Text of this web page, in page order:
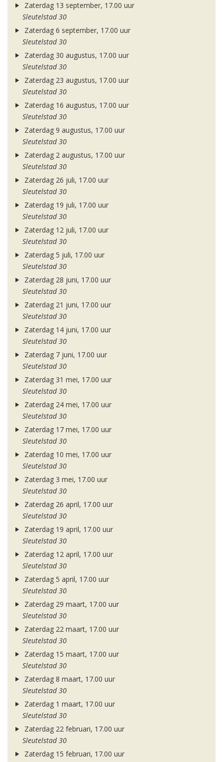
Zaterdag 13 september, 17.00 uur
Sleutelstad 30
Zaterdag 6 september, 17.00 uur
Sleutelstad 30
Zaterdag 30 augustus, 17.00 uur
Sleutelstad 30
Zaterdag 23 augustus, 17.00 uur
Sleutelstad 30
Zaterdag 16 augustus, 17.00 uur
Sleutelstad 30
Zaterdag 9 augustus, 17.00 uur
Sleutelstad 30
Zaterdag 2 augustus, 17.00 uur
Sleutelstad 30
Zaterdag 26 juli, 17.00 uur
Sleutelstad 30
Zaterdag 19 juli, 17.00 uur
Sleutelstad 30
Zaterdag 12 juli, 17.00 uur
Sleutelstad 30
Zaterdag 5 juli, 17.00 uur
Sleutelstad 30
Zaterdag 28 juni, 17.00 uur
Sleutelstad 30
Zaterdag 21 juni, 17.00 uur
Sleutelstad 30
Zaterdag 14 juni, 17.00 uur
Sleutelstad 30
Zaterdag 7 juni, 17.00 uur
Sleutelstad 30
Zaterdag 31 mei, 17.00 uur
Sleutelstad 30
Zaterdag 24 mei, 17.00 uur
Sleutelstad 30
Zaterdag 17 mei, 17.00 uur
Sleutelstad 30
Zaterdag 10 mei, 17.00 uur
Sleutelstad 30
Zaterdag 3 mei, 17.00 uur
Sleutelstad 30
Zaterdag 26 april, 17.00 uur
Sleutelstad 30
Zaterdag 19 april, 17.00 uur
Sleutelstad 30
Zaterdag 12 april, 17.00 uur
Sleutelstad 30
Zaterdag 5 april, 17.00 uur
Sleutelstad 30
Zaterdag 29 maart, 17.00 uur
Sleutelstad 30
Zaterdag 22 maart, 17.00 uur
Sleutelstad 30
Zaterdag 15 maart, 17.00 uur
Sleutelstad 30
Zaterdag 8 maart, 17.00 uur
Sleutelstad 30
Zaterdag 1 maart, 17.00 uur
Sleutelstad 30
Zaterdag 22 februari, 17.00 uur
Sleutelstad 30
Zaterdag 15 februari, 17.00 uur